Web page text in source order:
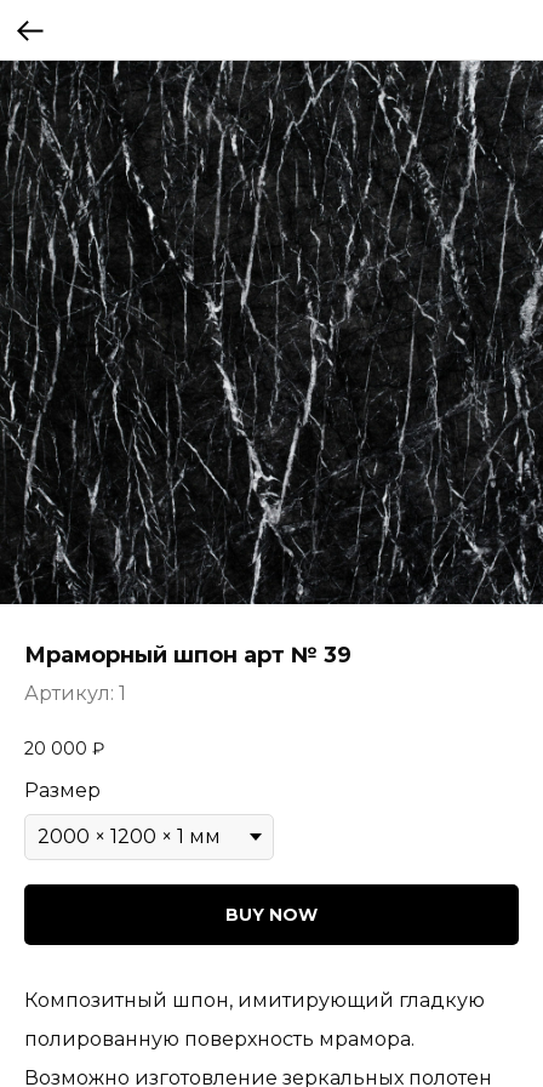
Мраморный шпон арт № 39
Артикул: 1
20 000 ₽
Размер
BUY NOW
Композитный шпон, имитирующий гладкую
полированную поверхность мрамора.
Возможно изготовление зеркальных полотен